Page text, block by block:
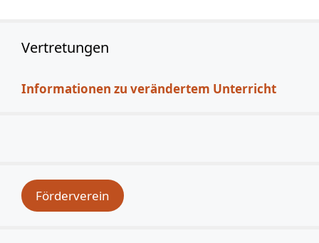
Vertretungen
Informationen zu verändertem Unterricht
Förderverein